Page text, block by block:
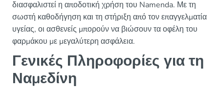
διασφαλιστεί η αποδοτική χρήση του Namenda. Με τη
σωστή καθοδήγηση και τη στήριξη από τον επαγγελματία
υγείας, οι ασθενείς μπορούν να βιώσουν τα οφέλη του
φαρμάκου με μεγαλύτερη ασφάλεια.
Γενικές Πληροφορίες για τη
Ναμεδίνη